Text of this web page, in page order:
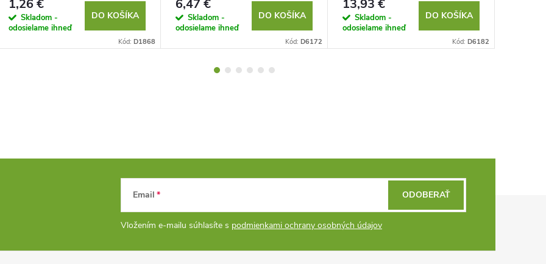
1,26 €
Skladom -
odosielame ihneď
DO KOŠÍKA
Kód: D1868
6,47 €
Skladom -
odosielame ihneď
DO KOŠÍKA
Kód: D6172
13,93 €
Skladom -
odosielame ihneď
DO KOŠÍKA
Kód: D6182
Email
Vložením e-mailu súhlasíte s podmienkami ochrany osobných údajov
ODOBERAŤ